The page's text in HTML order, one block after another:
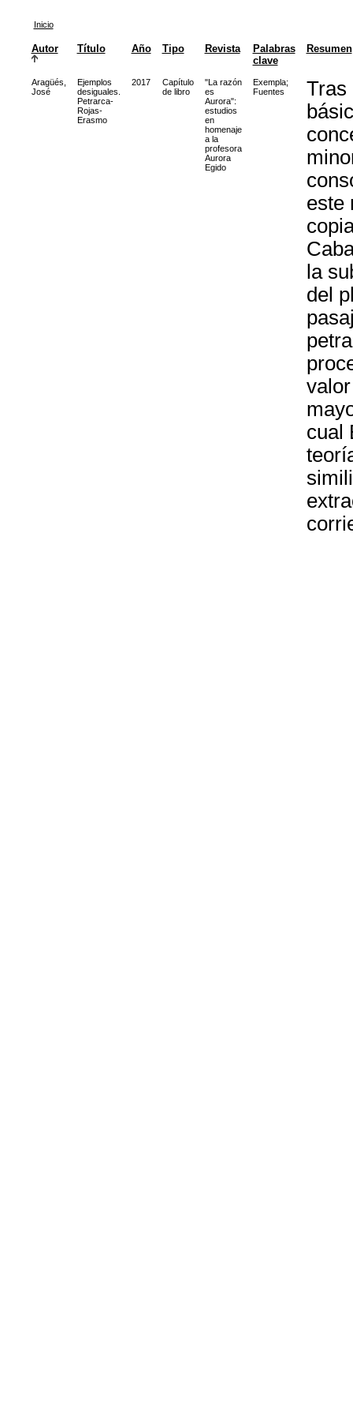
Inicio
Autor Título Año Tipo Revista
Palabras
clave
Resumen
Aragüés,
José
Ejemplos
desiguales.
Petrarca-
Rojas-
Erasmo
2017
Capítulo
de libro
"La razón
es
Aurora":
estudios
en
homenaje
a la
profesora
Aurora
Egido
Exempla;
Fuentes
Tras
este
la
del
cual